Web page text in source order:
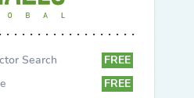
Search
FREE
FREE